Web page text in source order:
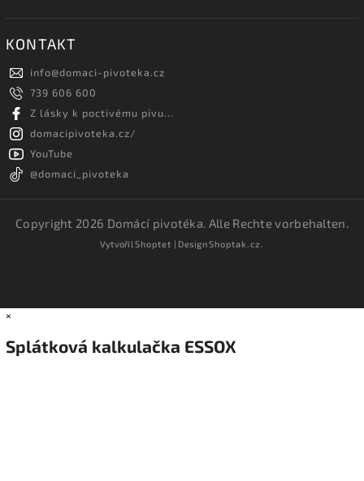
KONTAKT
info@domaci-pivoteka.cz
739 606 600
Z lásky k poctivému pivu...
domacipivoteka.cz/
YouTube
@domaci_pivoteka
Copyright 2026 Domácí pivotéka. Alle Rechte vorbehalten.
VytvořilShoptet | DesignShoptak.cz.
×
Splátková kalkulačka ESSOX